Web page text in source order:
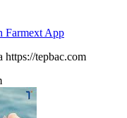
Farmext App
https://tepbac.com